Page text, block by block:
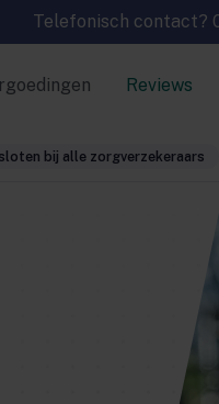
Telefonisch contact?
Reviews
bij alle zorgverzekeraars